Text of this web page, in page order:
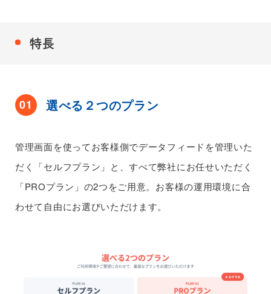
特長
01 選べる２つのプラン
管理画面を使ってお客様側でデータフィードを管理いた
だく「セルフプラン」と、すべて弊社にお任せいただく
「PROプラン」の2つをご用意。お客様の運用環境に合
わせて自由にお選びいただけます。